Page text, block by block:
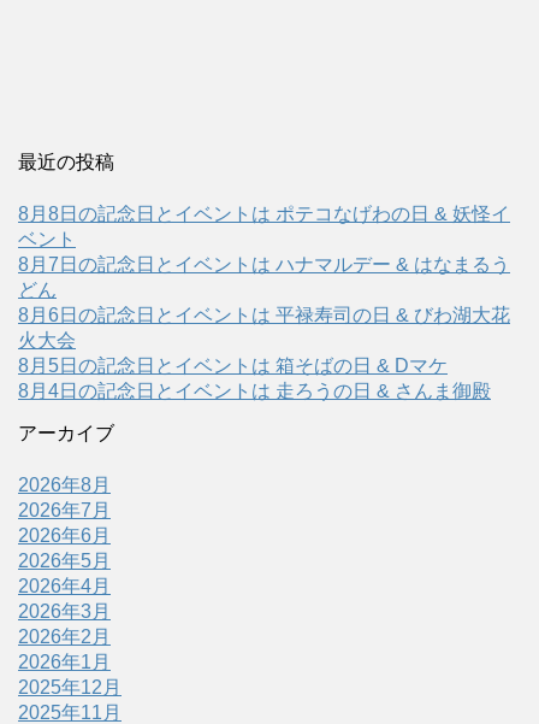
最近の投稿
8月8日の記念日とイベントは ポテコなげわの日 & 妖怪イ
ベント
8月7日の記念日とイベントは ハナマルデー & はなまるう
どん
8月6日の記念日とイベントは 平禄寿司の日 & びわ湖大花
火大会
8月5日の記念日とイベントは 箱そばの日 & Dマケ
8月4日の記念日とイベントは 走ろうの日 & さんま御殿
アーカイブ
2026年8月
2026年7月
2026年6月
2026年5月
2026年4月
2026年3月
2026年2月
2026年1月
2025年12月
2025年11月